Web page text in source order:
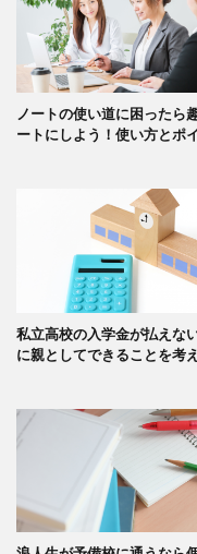
ノートの使い道に困ったら
ートにしよう！使い方とポ
私立高校の入学金が払えな
に親としてできることを考